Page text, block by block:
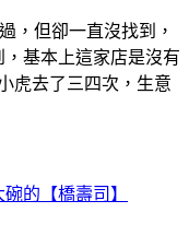
，但卻一直沒找到，
基本上這家店是沒有
虎去了三四次，生意
的【橋壽司】